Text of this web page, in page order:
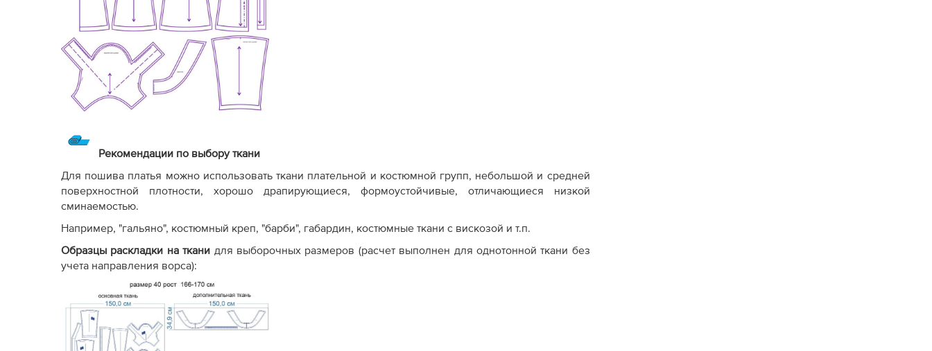
Рекомендации по выбору ткани
Для пошива платья можно использовать ткани плательной и костюмной групп, небольшой и средней
поверхностной плотности, хорошо драпирующиеся, формоустойчивые, отличающиеся низкой
сминаемостью.
Например, "гальяно", костюмный креп, "барби", габардин, костюмные ткани с вискозой и т.п.
Образцы раскладки на ткани для выборочных размеров (расчет выполнен для однотонной ткани без
учета направления ворса):